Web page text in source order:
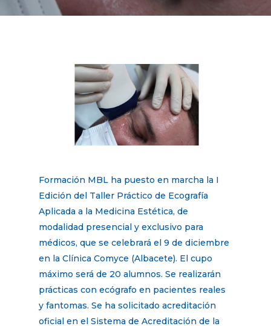
Formación MBL ha puesto en marcha la I
Edición del Taller Práctico de Ecografía
Aplicada a la Medicina Estética, de
modalidad presencial y exclusivo para
médicos, que se celebrará el 9 de diciembre
en la Clínica Comyce (Albacete). El cupo
máximo será de 20 alumnos. Se realizarán
prácticas con ecógrafo en pacientes reales
y fantomas. Se ha solicitado acreditación
oficial en el Sistema de Acreditación de la